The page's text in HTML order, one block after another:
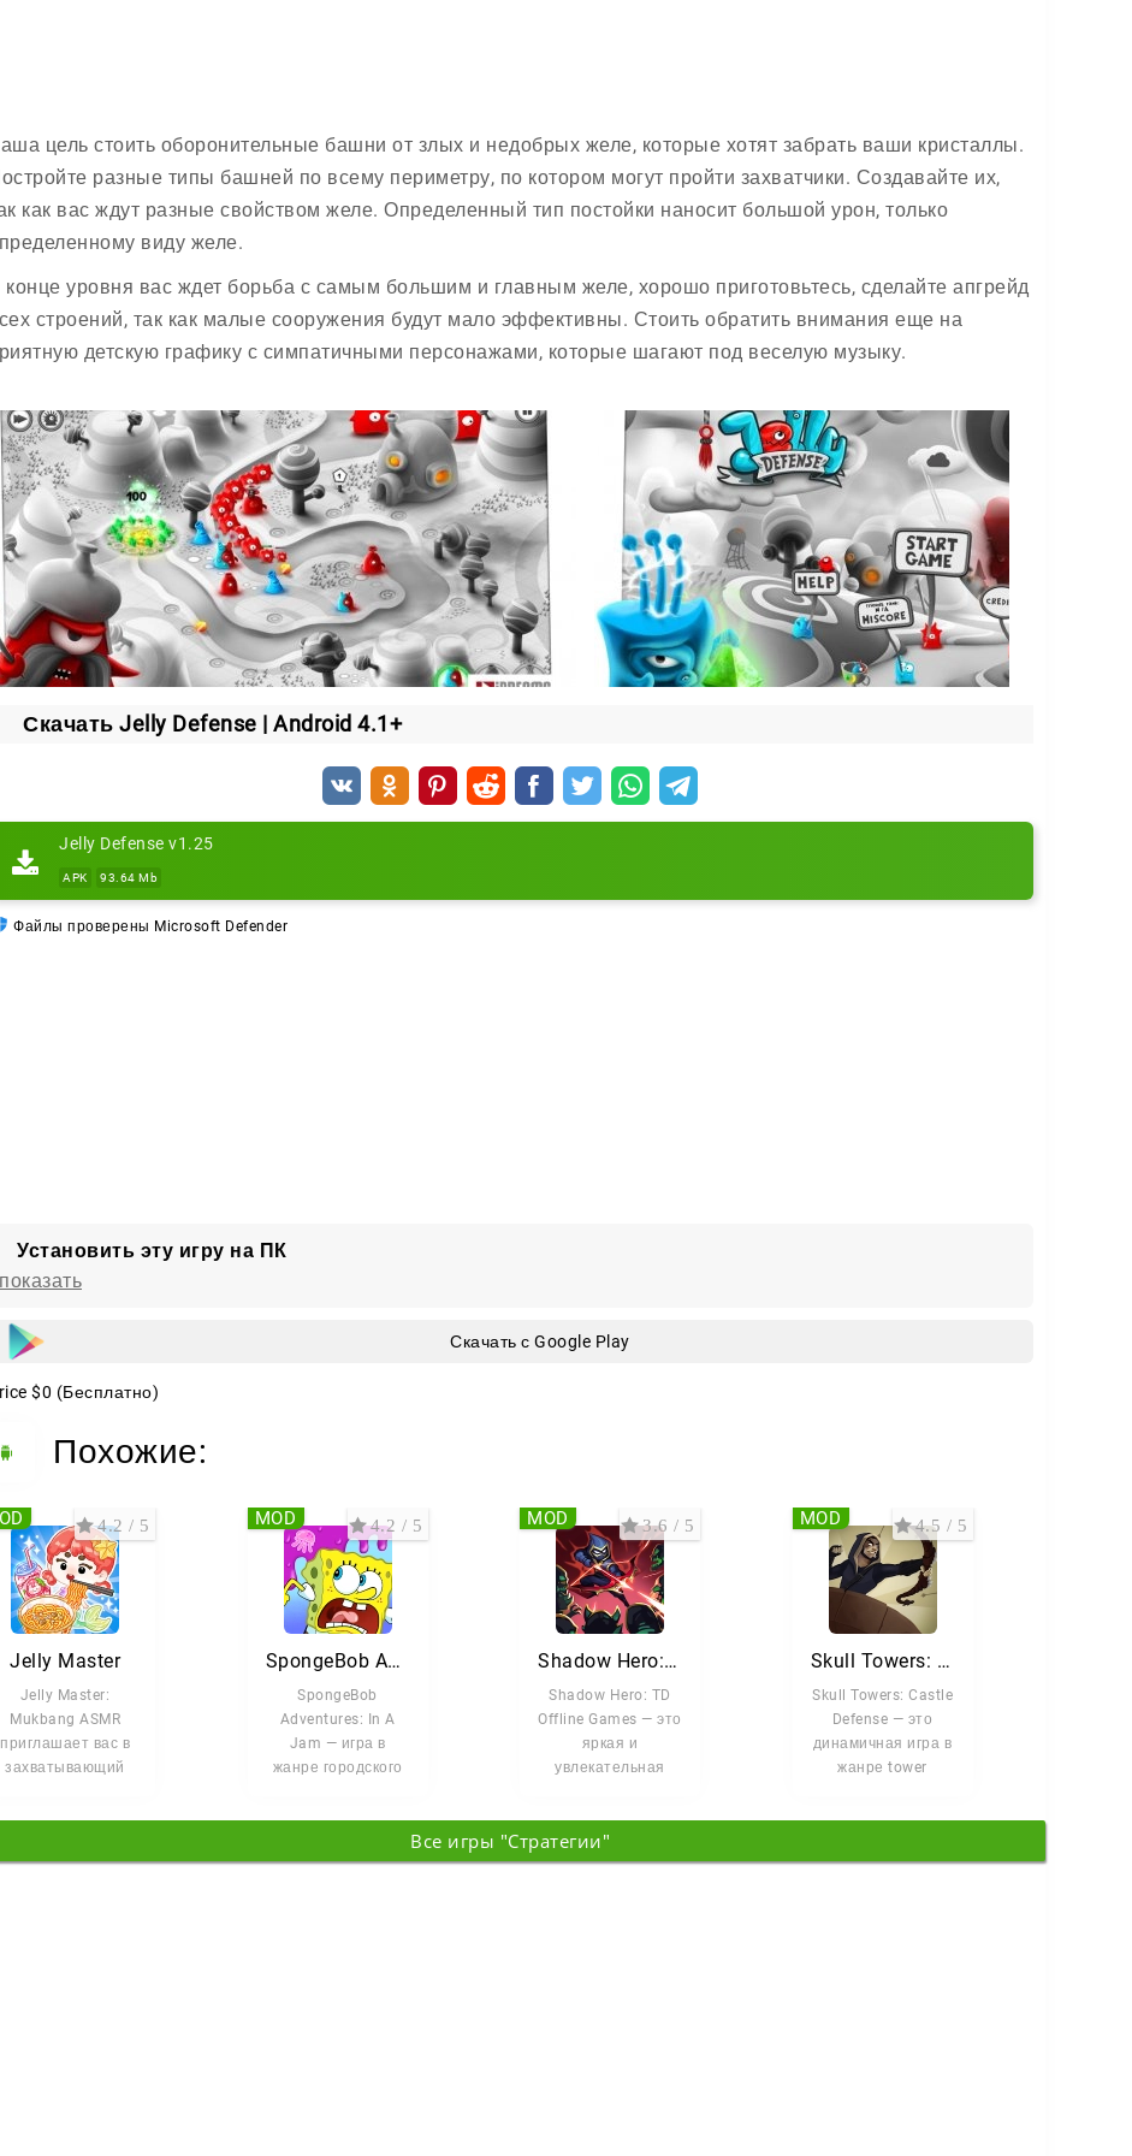
цель стоить оборонительные башни от злых и недобрых желе, которые хотят забрать ваши кристаллы.
разные типы башней по всему периметру, по котором могут пройти захватчики. Создавайте их,
как вас ждут разные свойством желе. Определенный тип постойки наносит большой урон, только
виду желе.
конце уровня вас ждет борьба с самым большим и главным желе, хорошо приготовьтесь, сделайте апгрейд
строений, так как малые сооружения будут мало эффективны. Стоить обратить внимания еще на
детскую графику с симпатичными персонажами, которые шагают под веселую музыку.
Скачать Jelly Defense | Android 4.1+
Jelly Defense v1.25
APK 93.64 Mb
Файлы проверены Microsoft Defender
Установить эту игру на ПК
показать
Скачать с Google Play
$0 (Бесплатно)
Похожие:
Jelly Master
Jelly Master:
Mukbang ASMR
приглашает вас в
захватывающий
4.2 / 5
SpongeBob Adventures: In A Jam
SpongeBob
Adventures: In A
Jam — игра в
жанре городского
4.2 / 5
MOD
Shadow Hero: TD Offline Games
Shadow Hero: TD
Offline Games — это
яркая и
увлекательная
которой вам
3.6 / 5
MOD
Skull Towers: Castle Defense
Skull Towers: Castle
Defense — это
динамичная игра в
жанре tower
4.5 / 5
MOD
Все игры "Стратегии"